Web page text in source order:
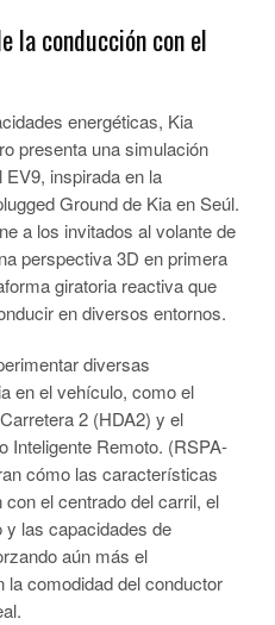
la conducción con el
energéticas, Kia
presenta una simulación
inspirada en la
Ground de Kia en Seúl.
a los invitados al volante de
perspectiva 3D en primera
giratoria reactiva que
en diversos entornos.
diversas
en el vehículo, como el
2 (HDA2) y el
Inteligente Remoto. (RSPA-
cómo las características
el centrado del carril, el
y las capacidades de
aún más el
comodidad del conductor